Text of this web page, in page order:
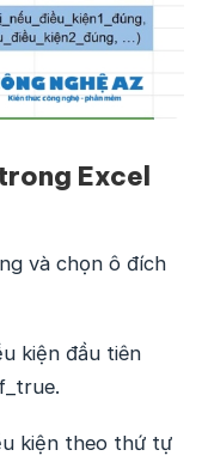
Excel
và chọn ô đích
kiện đầu tiên
kiện theo thứ tự